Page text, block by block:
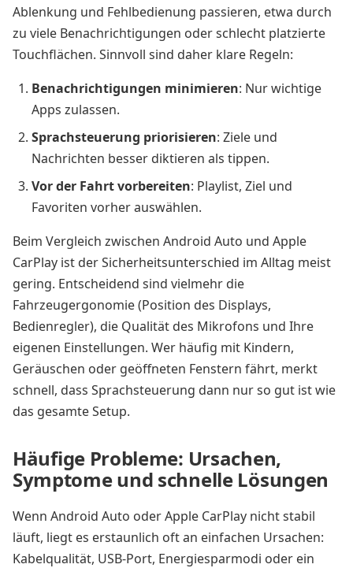
Ablenkung und Fehlbedienung passieren, etwa durch
zu viele Benachrichtigungen oder schlecht platzierte
Touchflächen. Sinnvoll sind daher klare Regeln:
Benachrichtigungen minimieren: Nur wichtige
Apps zulassen.
Sprachsteuerung priorisieren: Ziele und
Nachrichten besser diktieren als tippen.
Vor der Fahrt vorbereiten: Playlist, Ziel und
Favoriten vorher auswählen.
Beim Vergleich zwischen Android Auto und Apple
CarPlay ist der Sicherheitsunterschied im Alltag meist
gering. Entscheidend sind vielmehr die
Fahrzeugergonomie (Position des Displays,
Bedienregler), die Qualität des Mikrofons und Ihre
eigenen Einstellungen. Wer häufig mit Kindern,
Geräuschen oder geöffneten Fenstern fährt, merkt
schnell, dass Sprachsteuerung dann nur so gut ist wie
das gesamte Setup.
Häufige Probleme: Ursachen,
Symptome und schnelle Lösungen
Wenn Android Auto oder Apple CarPlay nicht stabil
läuft, liegt es erstaunlich oft an einfachen Ursachen:
Kabelqualität, USB-Port, Energiesparmodi oder ein